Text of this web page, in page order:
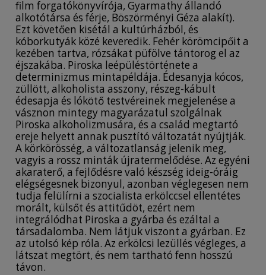
film forgatókönyvírója, Gyarmathy állandó
alkotótársa és férje, Böszörményi Géza alakít).
Ezt követően kisétál a kultúrházból, és
kóborkutyák közé keveredik. Fehér körömcipőit a
kezében tartva, rózsákat püfölve tántorog el az
éjszakába. Piroska leépüléstörténete a
determinizmus mintapéldája. Édesanyja kócos,
züllött, alkoholista asszony, részeg-kábult
édesapja és lókötő testvéreinek megjelenése a
vásznon mintegy magyarázatul szolgálnak
Piroska alkoholizmusára, és a család megtartó
ereje helyett annak pusztító változatát nyújtják.
A körkörösség, a változatlanság jelenik meg,
vagyis a rossz minták újratermelődése. Az egyéni
akaraterő, a fejlődésre való készség ideig-óráig
elégségesnek bizonyul, azonban véglegesen nem
tudja felülírni a szocialista erkölccsel ellentétes
morált, külsőt és attitűdöt, ezért nem
integrálódhat Piroska a gyárba és ezáltal a
társadalomba. Nem látjuk viszont a gyárban. Ez
az utolsó kép róla. Az erkölcsi lezüllés végleges, a
látszat megtört, és nem tartható fenn hosszú
távon.